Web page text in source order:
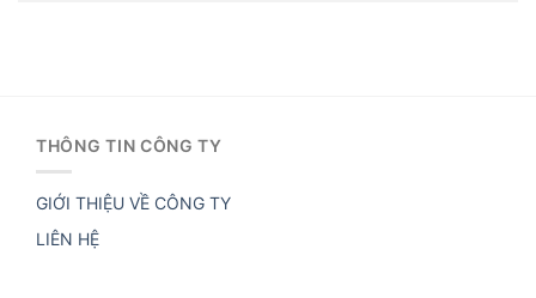
THÔNG TIN CÔNG TY
GIỚI THIỆU VỀ CÔNG TY
LIÊN HỆ